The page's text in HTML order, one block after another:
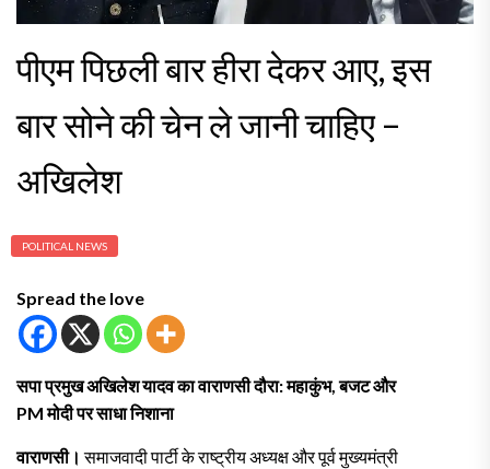
पीएम पिछली बार हीरा देकर आए, इस
बार सोने की चेन ले जानी चाहिए –
अखिलेश
POLITICAL NEWS
Spread the love
सपा प्रमुख अखिलेश यादव का वाराणसी दौरा: महाकुंभ, बजट और
PM मोदी पर साधा निशाना
वाराणसी। समाजवादी पार्टी के राष्ट्रीय अध्यक्ष और पूर्व मुख्यमंत्री